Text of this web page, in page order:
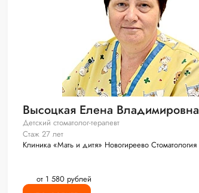
Высоцкая Елена Владимировна
Детский стоматолог-терапевт
Стаж 27 лет
Клиника «Мать и дитя» Новогиреево Стоматология
от 1 580 рублей